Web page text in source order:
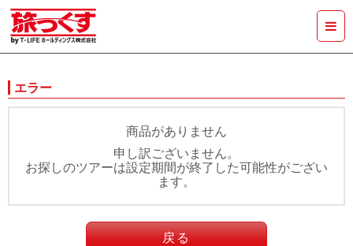
エラー
商品がありません
申し訳ございません。
お探しのツアーは設定期間が終了した可能性がござい
ます。
戻る